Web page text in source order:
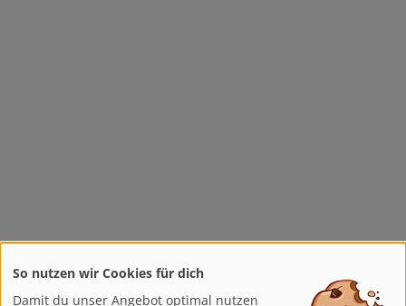
So nutzen wir Cookies für dich
Damit du unser Angebot optimal nutzen